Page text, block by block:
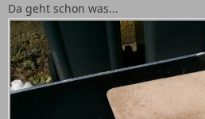
Da geht schon was...